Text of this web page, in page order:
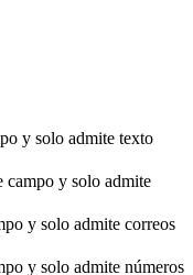
y solo admite texto
campo y solo admite
y solo admite correos
y solo admite números